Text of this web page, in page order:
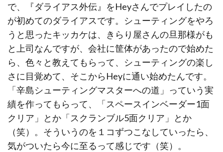
で、『ダライアス外伝』をHeyさんでプレイしたの
が初めてのダライアスです。シューティングをやろ
うと思ったキッカケは、きらり屋さんの旦那様がも
と上司なんですが、会社に筐体があったので始めた
ら、色々と教えてもらって、シューティングの楽し
さに目覚めて、そこからHeyに通い始めたんです。
「辛島シューティングマスターへの道」っていう実
績を作ってもらって、「スペースインベーダー1面
クリア」とか「スクランブル5面クリア」とか
（笑）。そういうのを１コずつこなしていったら、
気がついたら今に至るって感じです（笑）。